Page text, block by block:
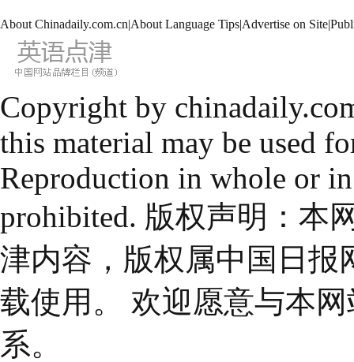
About Chinadaily.com.cn|About Language Tips|Advertise on Site|
Copyright by
this material may be used
Reproduction in whole or
prohibited. 版权声明：本
津内容，版权属中国日报
载使用。 欢迎愿意与本
系。